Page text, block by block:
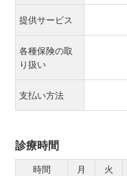
提供サービス
各種保険の取
り扱い
支払い方法
診療時間
時間 月 火